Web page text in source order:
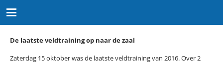
De laatste veldtraining op naar de zaal
Zaterdag 15 oktober was de laatste veldtraining van 2016. Over 2